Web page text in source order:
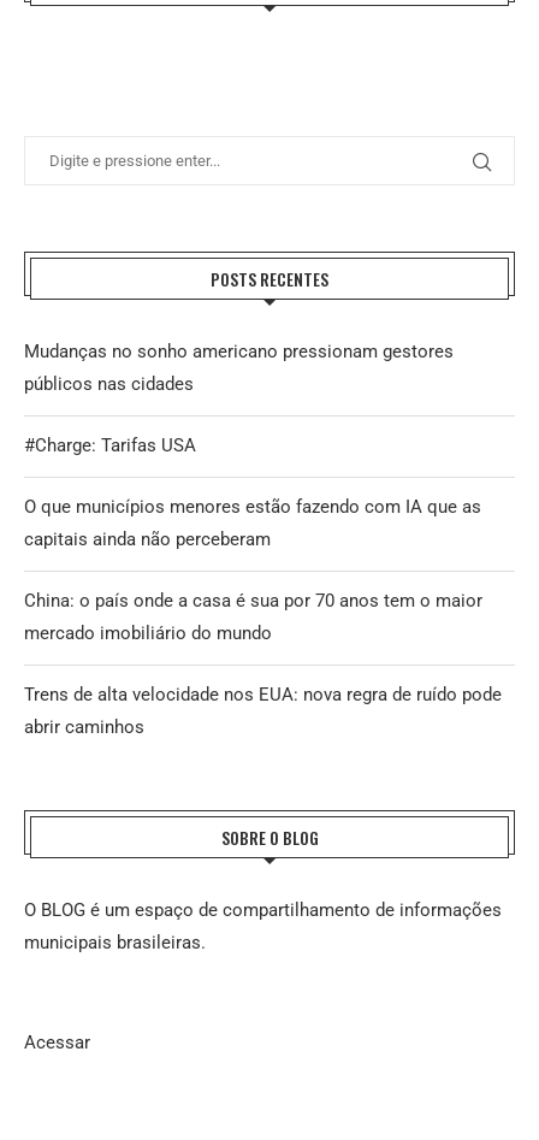
POSTS RECENTES
Mudanças no sonho americano pressionam gestores
públicos nas cidades
#Charge: Tarifas USA
O que municípios menores estão fazendo com IA que as
capitais ainda não perceberam
China: o país onde a casa é sua por 70 anos tem o maior
mercado imobiliário do mundo
Trens de alta velocidade nos EUA: nova regra de ruído pode
abrir caminhos
SOBRE O BLOG
O BLOG é um espaço de compartilhamento de informações
municipais brasileiras.
Acessar